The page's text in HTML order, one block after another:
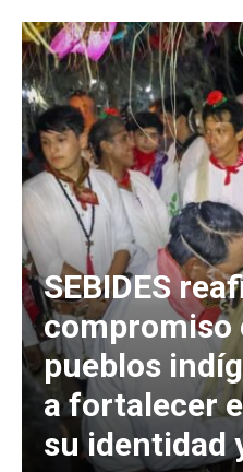
SEBIDES
compromiso
pueblos
a fortalecer
su identidad